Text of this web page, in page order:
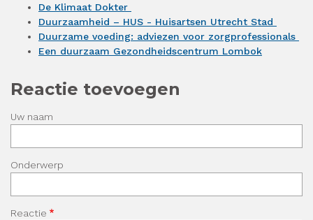
De Klimaat Dokter
Duurzaamheid – HUS - Huisartsen Utrecht Stad
Duurzame voeding: adviezen voor zorgprofessionals
Een duurzaam Gezondheidscentrum Lombok
Reactie toevoegen
Uw naam
Onderwerp
Reactie